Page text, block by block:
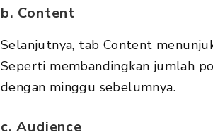
b. Content
Selanjutnya, tab Content
Seperti membandingkan jumlah
dengan minggu sebelumnya.
c. Audience